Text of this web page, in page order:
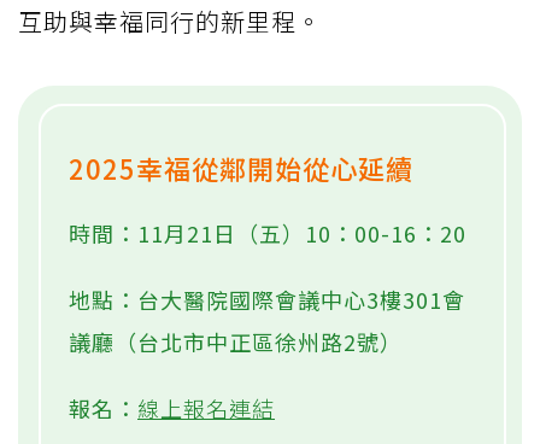
互助與幸福同行的新里程。
2025幸福從鄰開始從心延續
時間：11月21日（五）10：00-16：20
地點：台大醫院國際會議中心3樓301會
議廳（台北市中正區徐州路2號）
報名： 線上報名連結